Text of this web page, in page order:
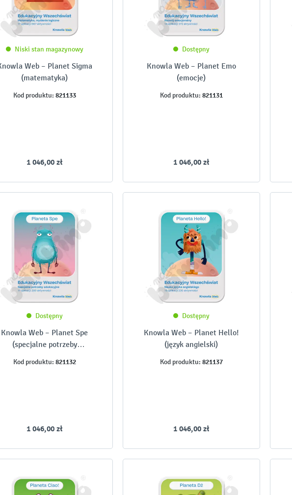
Niski stan magazynowy
Web – Planet Sigma
(matematyka)
Kod produktu: 821133
1 046,00 zł
Dostępny
Knowla Web – Planet Emo
(emocje)
Kod produktu: 821131
1 046,00 zł
Dostępny
Knowla Web – Planet Spe
(specjalne potrzeby
Kod produktu: 821132
1 046,00 zł
Dostępny
Knowla Web – Planet Hello!
(język angielski)
Kod produktu: 821137
1 046,00 zł